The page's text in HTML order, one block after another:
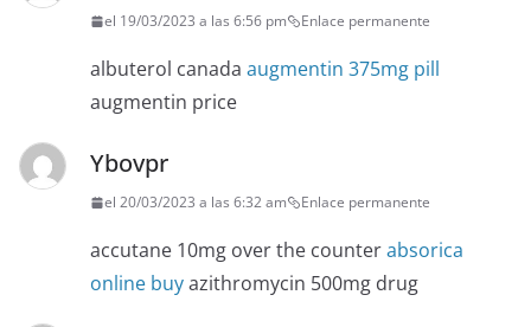
el 19/03/2023 a las 6:56 pm Enlace permanente
albuterol canada augmentin 375mg pill
augmentin price
Ybovpr
el 20/03/2023 a las 6:32 am Enlace permanente
accutane 10mg over the counterabsorica
online buyazithromycin 500mg drug